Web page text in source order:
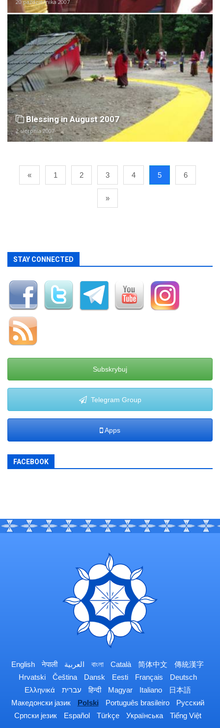
20 października 2007
Blessing in August 2007
2 sierpnia 2007
« 1 2 3 4 5 6
»
STAY CONNECTED
Subskrybuj
Telegram Group
Apps
FACEBOOK
English नेपाली العربية বাংলা Català 简体中文
傳統漢字
Hrvatski
Čeština Dansk Eesti Français
Deutsch
Ελληνικά
עברית हिन्दी Magyar Italiano
日本語
Македонски јазик
Polski Português brasileiro
Русский
Српски језик
Español Türkçe Українська Tiếng Việt